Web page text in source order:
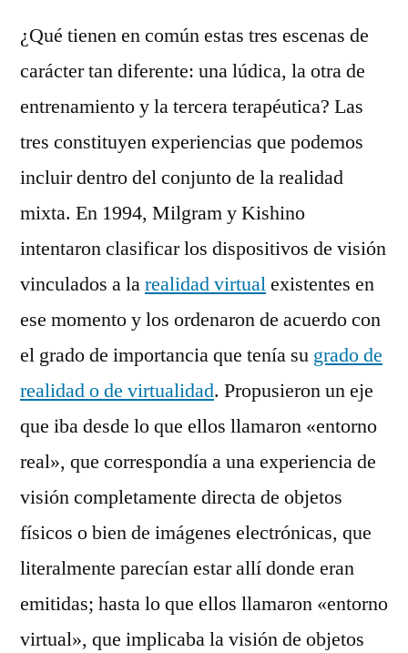
¿Qué tienen en común estas tres escenas de
carácter tan diferente: una lúdica, la otra de
entrenamiento y la tercera terapéutica? Las
tres constituyen experiencias que podemos
incluir dentro del conjunto de la realidad
mixta. En 1994, Milgram y Kishino
intentaron clasificar los dispositivos de visión
vinculados a larealidad virtualexistentes en
ese momento y los ordenaron de acuerdo con
el grado de importancia que tenía su grado de
realidad o de virtualidad. Propusieron un eje
que iba desde lo que ellos llamaron «entorno
real», que correspondía a una experiencia de
visión completamente directa de objetos
físicos o bien de imágenes electrónicas, que
literalmente parecían estar allí donde eran
emitidas; hasta lo que ellos llamaron «entorno
virtual», que implicaba la visión de objetos